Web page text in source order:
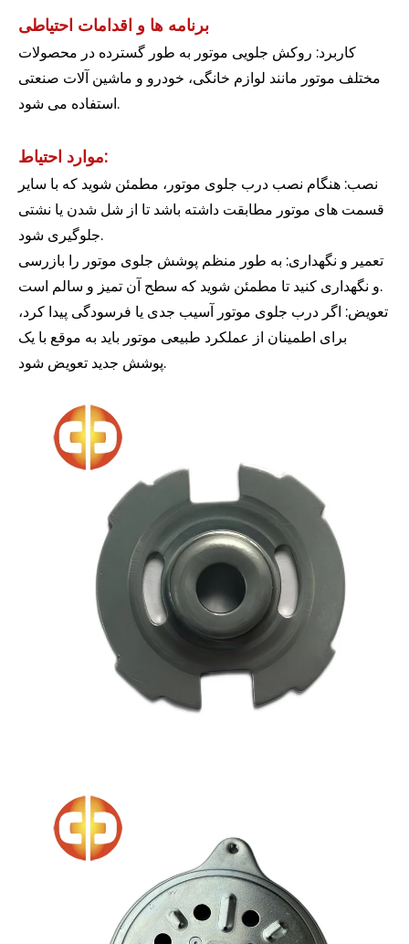
برنامه ها و اقدامات احتیاطی
کاربرد: روکش جلویی موتور به طور گسترده در محصولات
مختلف موتور مانند لوازم خانگی، خودرو و ماشین آلات صنعتی
استفاده می شود.
موارد احتیاط:
نصب: هنگام نصب درب جلوی موتور، مطمئن شوید که با سایر
قسمت های موتور مطابقت داشته باشد تا از شل شدن یا نشتی
جلوگیری شود.
تعمیر و نگهداری: به طور منظم پوشش جلوی موتور را بازرسی
و نگهداری کنید تا مطمئن شوید که سطح آن تمیز و سالم است.
تعویض: اگر درب جلوی موتور آسیب جدی یا فرسودگی پیدا کرد،
برای اطمینان از عملکرد طبیعی موتور باید به موقع با یک
پوشش جدید تعویض شود.